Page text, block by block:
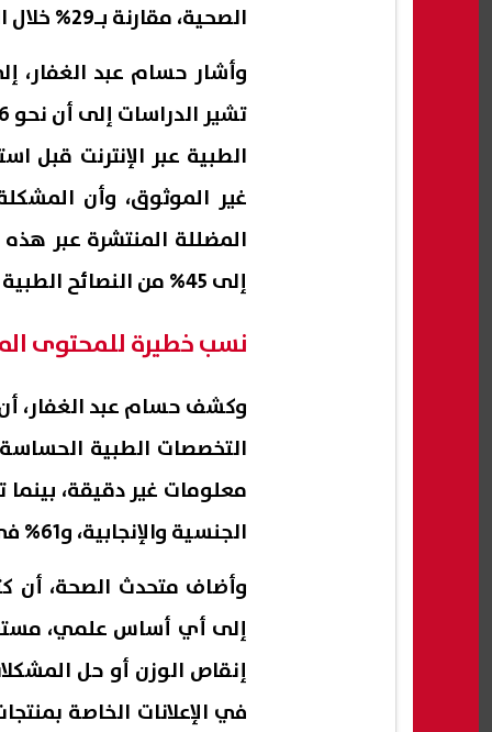
الصحية، مقارنة بـ29% خلال العام الماضي.
وأشار حسام عبد الغفار،
الطبية عبر الإنترنت قبل
غير الموثوق، وأن
المضللة المنتشرة عبر
إلى 45% من النصائح الطبية العامة المنتشرة إلكترونيًا.
نسب خطيرة للمحتوى
وكشف حسام عبد الغفار،
الجنسية والإنجابية، و61% في المحتوى المرتبط بصحة الأطفال.
وأضاف متحدث الصحة، أن
إلى أي أساس علمي،
إنقاص الوزن أو حل
في الإعلانات الخاصة